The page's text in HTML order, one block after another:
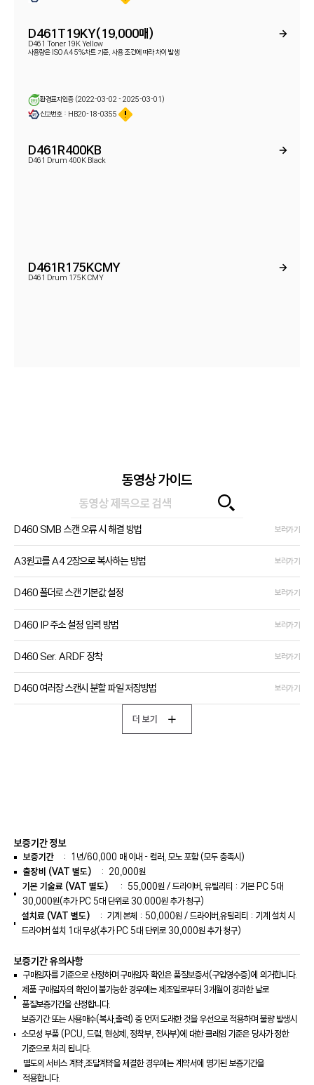
D461T19KY(19,000매)
D461 Toner 19K Yellow
사용량은 ISO A4 5%차트 기준, 사용 조건에 따라 차이 발생
환경표지인증 (2022-03-02 - 2025-03-01)
신고번호 : HB20-18-0355
D461R400KB
D461 Drum 400K Black
D461R175KCMY
D461 Drum 175K CMY
동영상 가이드
D460 SMB 스캔 오류 시 해결 방법 보러가기
A3원고를 A4 2장으로 복사하는 방법 보러가기
D460 폴더로 스캔 기본값 설정 보러가기
D460 IP 주소 설정 입력 방법 보러가기
D460 Ser. ARDF 장착 보러가기
D460 여러장 스캔시 분할 파일 저장방법 보러가기
더 보기
보증기간 정보
보증기간 : 1년/60,000 매 이내 - 컬러, 모노 포함 (모두 충족시)
출장비 (VAT 별도)
: 20,000원
기본 기술료 (VAT 별도)
: 55,000원 / 드라이버, 유틸리티 : 기본 PC 5대
30,000원(추가 PC 5대 단위로 30.000원 추가 청구)
설치료 (VAT 별도)
: 기계 본체 : 50,000원 / 드라이버,유틸리티 : 기계 설치 시
드라이버 설치 1대 무상(추가 PC 5대 단위로 30,000원 추가 청구)
보증기간 유의사항
구매일자를 기준으로 산정하며 구매일자 확인은 품질보증서(구입영수증)에 의거합니다.
제품 구매일자의 확인이 불가능한 경우에는 제조일로부터 3개월이 경과한 날로
품질보증기간을 산정합니다.
보증기간 또는 사용매수(복사,출력) 중 먼저 도래한 것을 우선으로 적용하며 불량 발생시
소모성 부품 (PCU, 드럼, 현상제, 정착부, 전사부)에 대한 클레임 기준은 당사가 정한
기준으로 처리 됩니다.
별도의 서비스 계약,조달계약을 체결한 경우에는 계약서에 명기된 보증기간을
적용합니다.